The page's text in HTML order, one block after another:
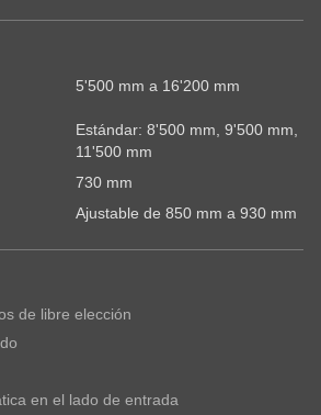
5'500 mm a 16'200 mm
Estándar: 8'500 mm, 9'500 mm,
11'500 mm
730 mm
Ajustable de 850 mm a 930 mm
de libre elección
en el lado de entrada